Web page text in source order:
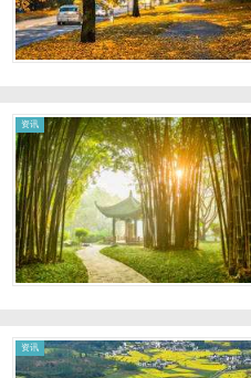
资讯
资讯